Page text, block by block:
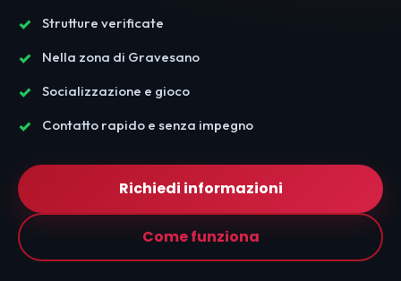
Strutture verificate
Nella zona di Gravesano
Socializzazione e gioco
Contatto rapido e senza impegno
Richiedi informazioni
Come funziona